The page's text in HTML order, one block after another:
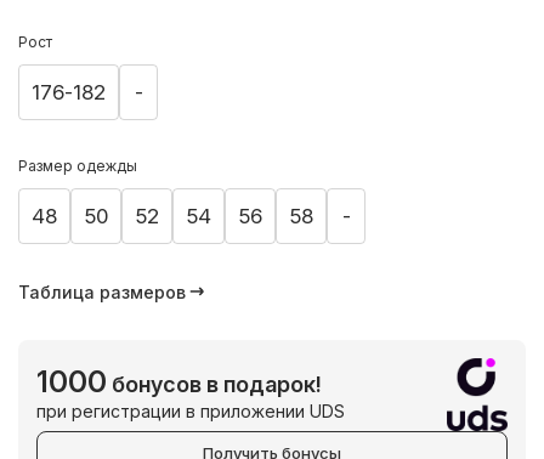
Рост
176-182 -
Размер одежды
48 50 52 54 56 58 -
Таблица размеров
1000 бонусов в подарок!
при регистрации в приложении UDS
Получить бонусы